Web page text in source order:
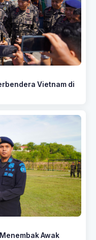
Vietnam di
Awak